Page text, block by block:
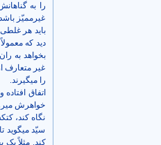
را به
غیرممیّز
باید هر
دید که
بخواهد به
غیر متعارف
را می­گیرند.
اتفاق
خواهرش
نگاه کند،
سیّد می­گوید
کند. مثلاً یک